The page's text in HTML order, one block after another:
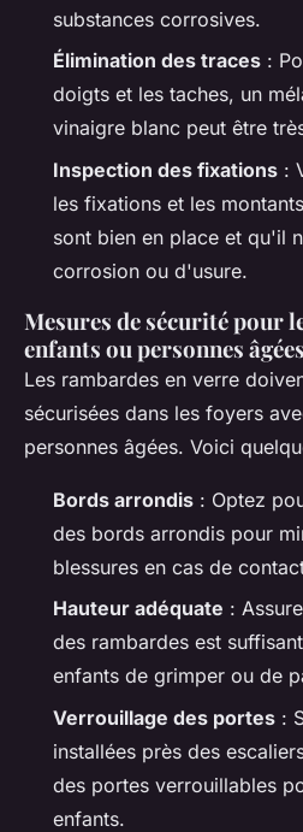
substances corrosives.
Élimination des traces :
doigts et les taches, un
vinaigre blanc peut être
Inspection des fixations :
les fixations et les
sont bien en place et qu'il
corrosion ou d'usure.
Mesures de sécurité pour
enfants ou personnes âgées
Les rambardes en verre
sécurisées dans les foyers
personnes âgées. Voici
Bords arrondis : Optez
des bords arrondis pour
blessures en cas de
Hauteur adéquate :
des rambardes est
enfants de grimper ou de
Verrouillage des portes :
installées près des
des portes verrouillables
enfants.